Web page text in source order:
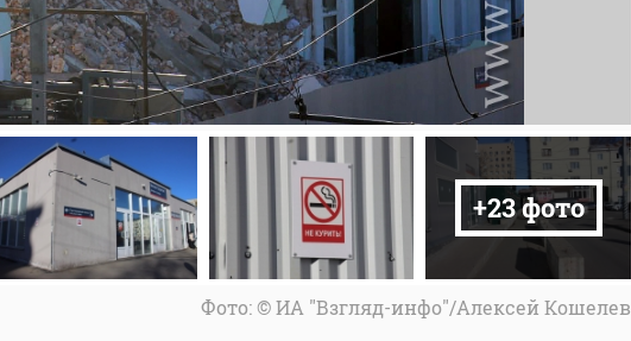
+23 фото
Фото: © ИА "Взгляд-инфо"/Алексей Кошелев